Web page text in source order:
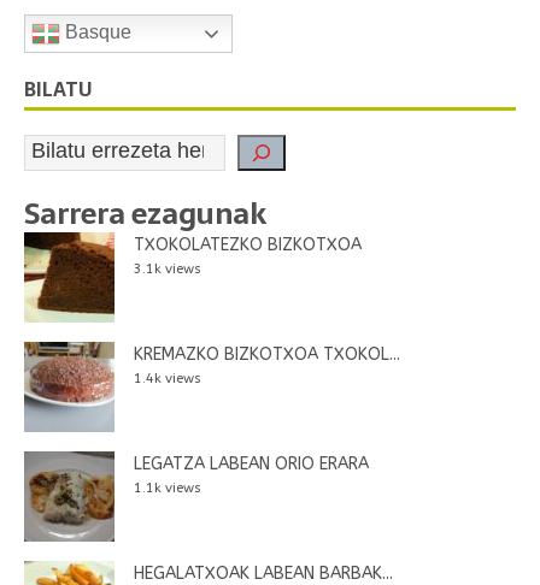
Basque
BILATU
Sarrera ezagunak
TXOKOLATEZKO BIZKOTXOA
3.1k views
KREMAZKO BIZKOTXOA TXOKOL...
1.4k views
LEGATZA LABEAN ORIO ERARA
1.1k views
HEGALATXOAK LABEAN BARBAK...